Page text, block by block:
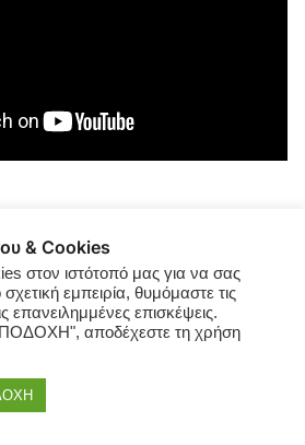
ΘΡΑΚΗ ΠΕΡΙΦΕΡΕΙΑ
ΔΙΑΚΩΜΩΔΗΣΗ
| ΑΠΟ ΔΩ
& Cookies
στον ιστότοπό μας για να σας
εμπειρία, θυμόμαστε τις
επανειλημμένες επισκέψεις.
αποδέχεστε τη χρήση